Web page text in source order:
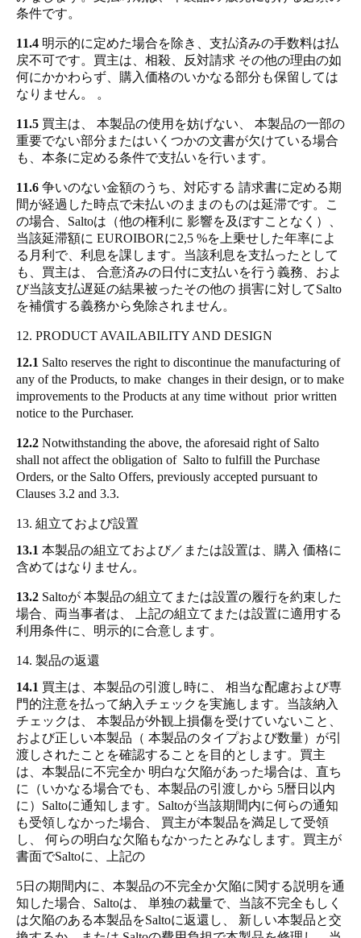
条件です。
11.4 明示的に定めた場合を除き、支払済みの手数料は払
戻不可です。買主は、相殺、反対請求 その他の理由の如
何にかかわらず、購入価格のいかなる部分も保留しては
なりません。 。
11.5 買主は、 本製品の使用を妨げない、 本製品の一部の
重要でない部分またはいくつかの文書が欠けている場合
も、本条に定める条件で支払いを行います。
11.6 争いのない金額のうち、対応する 請求書に定める期
間が経過した時点で未払いのままのものは延滞です。こ
の場合、Saltoは（他の権利に 影響を及ぼすことなく）、
当該延滞額に EUROIBORに2,5 %を上乗せした年率によ
る月利で、利息を課します。当該利息を支払ったとして
も、買主は、 合意済みの日付に支払いを行う義務、およ
び当該支払遅延の結果被ったその他の 損害に対してSalto
を補償する義務から免除されません。
12. PRODUCT AVAILABILITY AND DESIGN
12.1 Salto reserves the right to discontinue the manufacturing of
any of the Products, to make changes in their design, or to make
improvements to the Products at any time without prior written
notice to the Purchaser.
12.2 Notwithstanding the above, the aforesaid right of Salto
shall not affect the obligation of Salto to fulfill the Purchase
Orders, or the Salto Offers, previously accepted pursuant to
Clauses 3.2 and 3.3.
13. 組立ておよび設置
13.1 本製品の組立ておよび／または設置は、購入 価格に
含めてはなりません。
13.2 Saltoが 本製品の組立てまたは設置の履行を約束した
場合、両当事者は、 上記の組立てまたは設置に適用する
利用条件に、明示的に合意します。
14. 製品の返還
14.1 買主は、本製品の引渡し時に、 相当な配慮および専
門的注意を払って納入チェックを実施します。当該納入
チェックは、 本製品が外観上損傷を受けていないこと、
および正しい本製品（ 本製品のタイプおよび数量）が引
渡しされたことを確認することを目的とします。買主
は、本製品に不完全か 明白な欠陥があった場合は、直ち
に（いかなる場合でも、本製品の引渡しから 5暦日以内
に）Saltoに通知します。Saltoが当該期間内に何らの通知
も受領しなかった場合、 買主が本製品を満足して受領
し、 何らの明白な欠陥もなかったとみなします。買主が
書面でSaltoに、上記の
5日の期間内に、本製品の不完全か欠陥に関する説明を通
知した場合、Saltoは、 単独の裁量で、当該不完全もしく
は欠陥のある本製品をSaltoに返還し、 新しい本製品と交